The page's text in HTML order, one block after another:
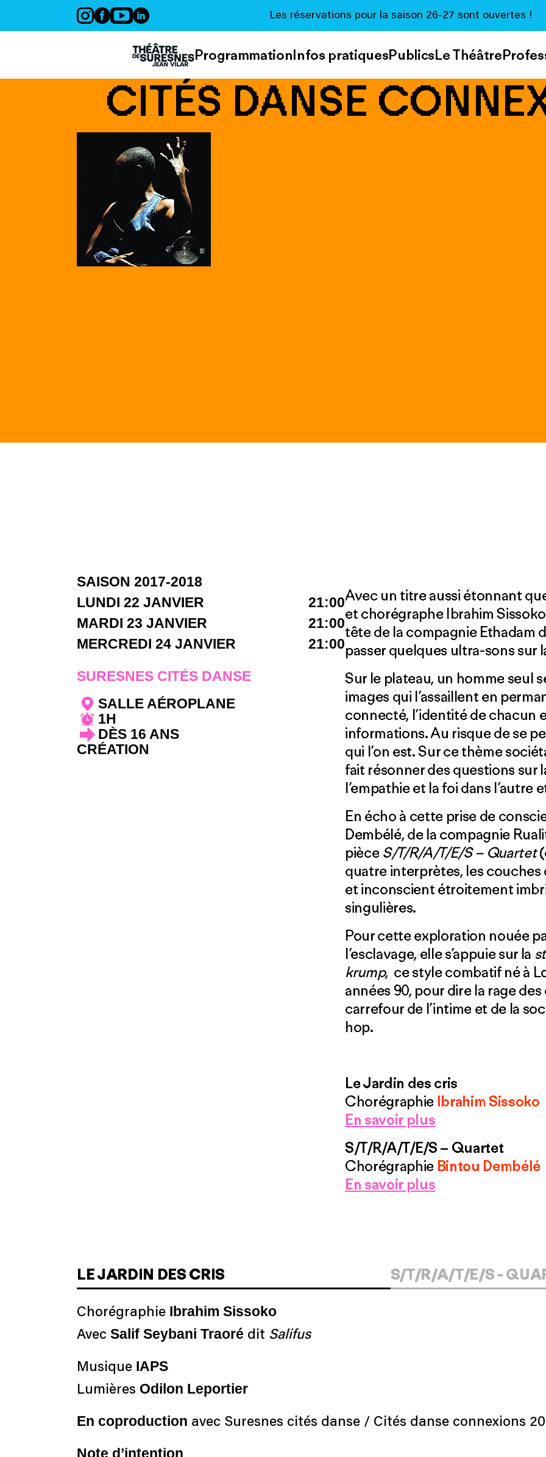
Les réservations pour la saison 26-27 sont ouvertes !
ProgrammationInfos pratiquesPublicsLe Théâtre
CITÉS DANSE
SAISON 2017-2018
LUNDI 22 JANVIER
21:00
MARDI 23 JANVIER
21:00
MERCREDI 24 JANVIER
21:00
SURESNES CITÉS DANSE
SALLE AÉROPLANE
1H
DÈS 16 ANS
CRÉATION
Avec un titre aussi étonnant
et chorégraphe Ibrahim
tête de la compagnie Ethadam
passer quelques ultra-sons sur
Sur le plateau, un homme seul
images qui l’assaillent en
connecté, l’identité de chacun
informations. Au risque de se
qui l’on est. Sur ce thème
fait résonner des questions sur
l’empathie et la foi dans l’autre
En écho à cette prise de
Dembélé, de la compagnie
pièce S/T/R/A/T/E/S – Quartet
quatre interprètes, les
et inconscient étroitement
singulières.
Pour cette exploration nouée
l’esclavage, elle s’appuie sur la
krump, ce style combatif né à
années 90, pour dire la rage
carrefour de l’intime et de la
hop.
Le Jardin des cris
Chorégraphie Ibrahim Sissoko
En savoir plus
S/T/R/A/T/E/S – Quartet
Chorégraphie Bintou Dembélé
En savoir plus
LE JARDIN DES CRIS S/T/R/A/T/E/S -
Chorégraphie Ibrahim Sissoko
Avec Salif Seybani Traoré dit Salifus
Musique IAPS
Lumières Odilon Leportier
En coproduction avec Suresnes cités danse / Cités danse connexions
Note d’intention
Panneau de gestion des cookies